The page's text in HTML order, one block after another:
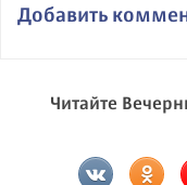
Добавить
Читайте